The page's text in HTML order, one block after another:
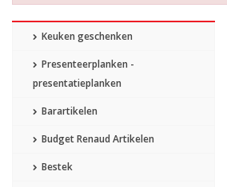
Keuken geschenken
Presenteerplanken -
presentatieplanken
Barartikelen
Budget Renaud Artikelen
Bestek